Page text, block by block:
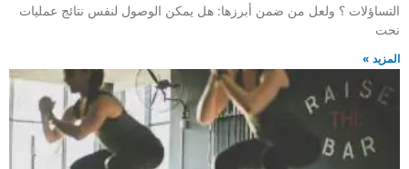
التساؤلات ؟ ولعل من ضمن أبرزها: هل يمكن الوصول لنفس نتائج عمليات
نحت
المزيد »